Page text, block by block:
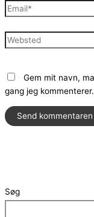
Email*
Websted
Gem mit navn,
gang jeg kommenterer.
Søg